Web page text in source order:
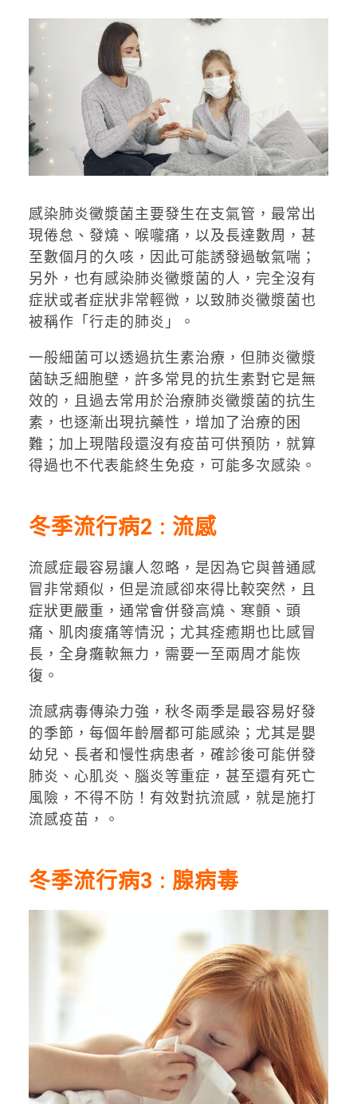
感染肺炎黴漿菌主要發生在支氣管，最常出
現倦怠、發燒、喉嚨痛，以及長達數周，甚
至數個月的久咳，因此可能誘發過敏氣喘；
另外，也有感染肺炎黴漿菌的人，完全沒有
症狀或者症狀非常輕微，以致肺炎黴漿菌也
被稱作「行走的肺炎」。
一般細菌可以透過抗生素治療，但肺炎黴漿
菌缺乏細胞壁，許多常見的抗生素對它是無
效的，且過去常用於治療肺炎黴漿菌的抗生
素，也逐漸出現抗藥性，增加了治療的困
難；加上現階段還沒有疫苗可供預防，就算
得過也不代表能終生免疫，可能多次感染。
冬季流行病2 : 流感
流感症最容易讓人忽略，是因為它與普通感
冒非常類似，但是流感卻來得比較突然，且
症狀更嚴重，通常會併發高燒、寒顫、頭
痛、肌肉痠痛等情況；尤其痊癒期也比感冒
長，全身癱軟無力，需要一至兩周才能恢
復。
流感病毒傳染力強，秋冬兩季是最容易好發
的季節，每個年齡層都可能感染；尤其是嬰
幼兒、長者和慢性病患者，確診後可能併發
肺炎、心肌炎、腦炎等重症，甚至還有死亡
風險，不得不防！有效對抗流感，就是施打
流感疫苗，。
冬季流行病3 : 腺病毒